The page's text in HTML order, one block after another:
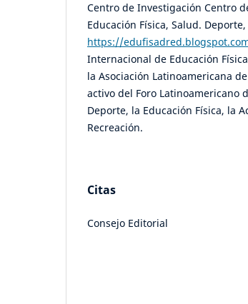
Centro de Investigación Centro
Educación Física, Salud. Deporte,
https://
Internacional de Educación
la Asociación Latinoamericana
activo del Foro Latinoamericano
Deporte, la Educación Física, la
Recreación.
Citas
Consejo Editorial